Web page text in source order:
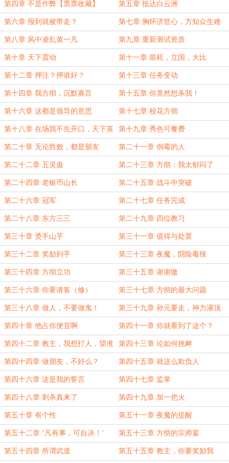
第四章 不是作弊【票票收藏】 第五章 抵达白云洲
第六章 报到就被带走？ 第七章 胸怀济世心，方知众生难
第八章 风中凌乱黄一凡 第九章 重新测试资质
第十章 天下震动 第十一章 噩耗，立国，大比
第十二章 押注？押谁好？ 第十三章 任务变动
第十四章 我方彻，沉默寡言 第十五章 你竟然想杀我！
第十六章 这都是领导的意思 第十七章 校花方彻
第十八章 在场我不先开口，天下英
雄莫敢云
第十九章 秀色可餐费
第二十章 无论胜败，都是朋友 第二十一章 倒霉的人
第二十二章 五灵蛊 第二十三章 方彻：我太郁闷了
（修）
第二十四章 老银币山长 第二十五章 战斗中突破
第二十六章 冠军 第二十七章 任务完成
第二十八章 东方三三 第二十九章 四位教习
第三十章 烫手山芋 第三十一章 值得与处置
第三十二章 奖励到手 第三十三章 夜魔，阴险毒辣
第三十四章 方彻立功 第三十五章 谢谢嗷
第三十六章 你要请客（修） 第三十七章 方彻的最大问题
第三十八章 做人，不要做鬼！
（修）
第三十九章 孙元要走，神力灌顶
第四十章 他占你便宜啊 第四十一章 你就看到了这个？
第四十二章 教主，我想打人，望准
许。
第四十三章 论如何挑衅
第四十四章 做朋友，不好么？ 第四十五章 就这么欺负人
第四十六章 这是我的誓言 第四十七章 监掌
第四十八章 刺杀真来了 第四十九章 加一把火
第五十章 有个性 第五十一章 夜魔的提醒
第五十二章 ‘凡有事，可自决！’ 第五十三章 方彻的宗师宴
第五十四章 所谓武道 第五十五章 教主，你要奖励我